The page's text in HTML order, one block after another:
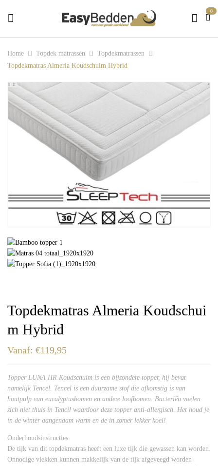
0
Home Topdek matrassen
Topdekmatrassen
Topdekmatras Almeria Koudschuim Hybrid
Topdekmatras Almeria Koudschui
m Hybrid
Vanaf: €119,95
Topper LUNA HR Koudschuim is een bijzondere topper, hij bevat
namelijk Tencel. Tencel is een duurzame stof die afkomstig is van
houtpulp van eucalyptusbomen en andere loofbomen. Bacteriën voelen
zich niet thuis in Tencil waardoor deze topper anti-allergisch. Het houd je
in de winter aangenaam warm en de in zomer lekker koel!
Onderhoudsinstructies:
De tijk van dit topdekmatras heeft een luxe tijk die gewassen kan worden.
Onnodige vlekken kunnen makkelijk van de tijk afgeveegd worden